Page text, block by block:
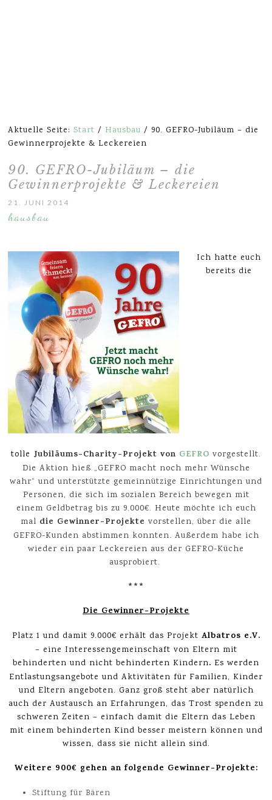
Aktuelle Seite:Start / Hausbau / 90. GEFRO-Jubiläum – die
Gewinnerprojekte & Leckereien
90. GEFRO-Jubiläum – die
Gewinnerprojekte & Leckereien
21. JUNI 2014
hausbau
Ich hatte euch
bereits die
tolle Jubiläums-Charity-Projekt von GEFRO vorgestellt.
Die Aktion hieß „GEFRO macht noch mehr Wünsche
wahr“ und unterstützte gemeinnützige Einrichtungen und
Personen, die sich im sozialen Bereich bewegen mit
einem Geldbetrag bis zu 9.000€. Heute möchte ich euch
mal die Gewinner-Projekte vorstellen, über die alle
GEFRO-Kunden abstimmen konnten. Außerdem habe ich
wieder ein paar Leckereien aus der GEFRO-Küche
ausprobiert.
***
Die Gewinner-Projekte
Platz 1 und damit 9.000€ erhält das Projekt Albatros e.V.
– eine Interessengemeinschaft von Eltern mit
behinderten und nicht behinderten Kindern. Es werden
Entlastungsangebote und Aktivitäten für Familien, Kinder
und Eltern angeboten. Ganz groß steht aber natürlich
auch der Austausch an Erfahrungen, das Trost spenden zu
schweren Zeiten – einfach damit die Eltern das Leben
mit einem behinderten Kind besser meistern können und
wissen, dass sie nicht allein sind.
Weitere 900€ gehen an folgende Gewinner-Projekte:
Stiftung für Bären